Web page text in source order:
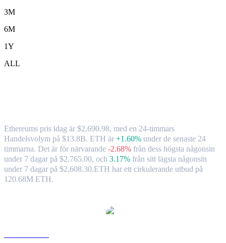
3M
6M
1Y
ALL
Ethereums pris idag är $2,690.98, med en 24-timmars
Handelsvolym på $13.8B. ETH är +1.60% under de senaste 24
timmarna. Det är för närvarande -2.68% från dess högsta någonsin
under 7 dagar på $2,765.00, och 3.17% från sitt lägsta någonsin
under 7 dagar på $2,608.30.ETH har ett cirkulerande utbud på
120.68M ETH.